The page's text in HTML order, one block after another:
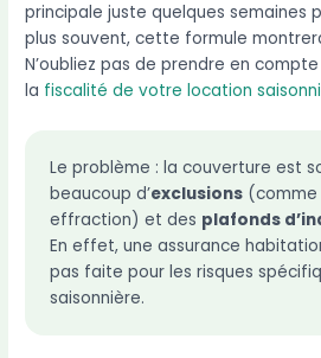
principale juste quelques semaines
plus souvent, cette formule
N’oubliez pas de prendre en
la fiscalité de votre location
Le problème : la couverture est
beaucoup d’exclusions(comme
effraction) et des plafonds
En effet, une assurance
pas faite pour les risques
saisonnière.